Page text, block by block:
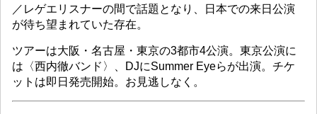
／レゲエリスナーの間で話題となり、日本での来日公演
が待ち望まれていた存在。
ツアーは大阪・名古屋・東京の3都市4公演。東京公演に
は〈西内徹バンド〉、DJにSummer Eyeらが出演。チケ
ットは即日発売開始。お見逃しなく。